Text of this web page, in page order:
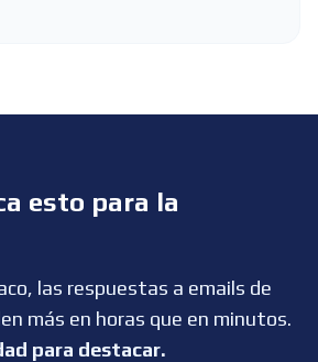
esto para la
las respuestas a emails de
más en horas que en minutos.
para destacar.